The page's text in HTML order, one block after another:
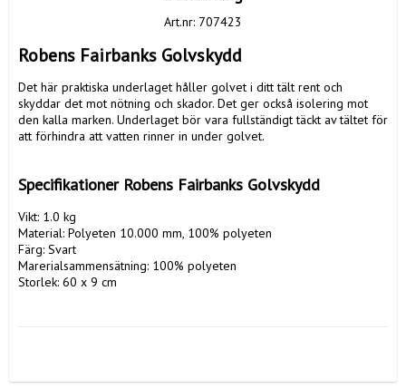
Art.nr: 707423
Robens Fairbanks Golvskydd
Det här praktiska underlaget håller golvet i ditt tält rent och
skyddar det mot nötning och skador. Det ger också isolering mot
den kalla marken. Underlaget bör vara fullständigt täckt av tältet för
att förhindra att vatten rinner in under golvet.
Specifikationer Robens Fairbanks Golvskydd
Vikt: 1.0 kg
Material: Polyeten 10.000 mm, 100% polyeten
Färg: Svart
Marerialsammensätning: 100% polyeten